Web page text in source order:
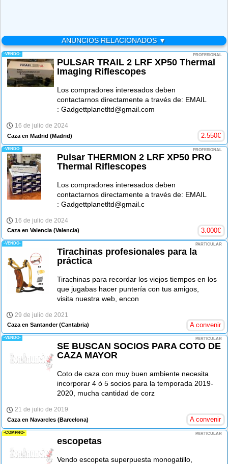
ANUNCIOS RELACIONADOS ▼
-VENDO- PROFESIONAL
PULSAR TRAIL 2 LRF XP50 Thermal
Imaging Riflescopes
Los compradores interesados deben
contactarnos directamente a través de: EMAIL
: Gadgettplanetltd@gmail.com
16 de julio de 2024
Caza en Madrid (Madrid) 2.550€
-VENDO- PROFESIONAL
Pulsar THERMION 2 LRF XP50 PRO
Thermal Riflescopes
Los compradores interesados deben
contactarnos directamente a través de: EMAIL
: Gadgettplanetltd@gmail.c
16 de julio de 2024
Caza en Valencia (Valencia) 3.000€
-VENDO- PARTICULAR
Tirachinas profesionales para la
práctica
Tirachinas para recordar los viejos tiempos en los
que jugabas hacer puntería con tus amigos,
visita nuestra web, encon
29 de julio de 2021
Caza en Santander(Cantabria) A convenir
-VENDO- PARTICULAR
SE BUSCAN SOCIOS PARA COTO DE
CAZA MAYOR
Coto de caza con muy buen ambiente necesita
incorporar 4 ó 5 socios para la temporada 2019-
2020, mucha cantidad de corz
21 de julio de 2019
Caza en Navarcles (Barcelona) A convenir
-COMPRO- PARTICULAR
escopetas
Vendo escopeta superpuesta monogatillo,